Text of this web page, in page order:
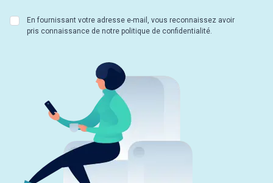
En fournissant votre adresse e-mail, vous reconnaissez avoir
pris connaissance de notre politique de confidentialité.